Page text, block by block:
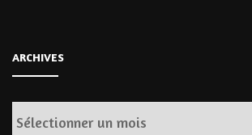
ARCHIVES
Archives